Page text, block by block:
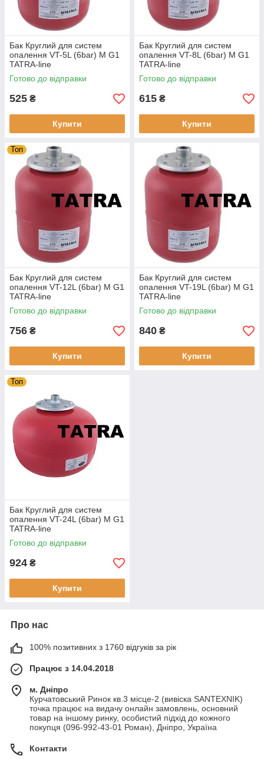
Бак Круглий для систем
опалення VT-5L (6bar) M G1
TATRA-line
Готово до відправки
525 ₴
Купити
Бак Круглий для систем
опалення VT-8L (6bar) M G1
TATRA-line
Готово до відправки
615 ₴
Купити
Топ
Бак Круглий для систем
опалення VT-12L (6bar) M G1
TATRA-line
Готово до відправки
756 ₴
Купити
Бак Круглий для систем
опалення VT-19L (6bar) M G1
TATRA-line
Готово до відправки
840 ₴
Купити
Топ
Бак Круглий для систем
опалення VT-24L (6bar) M G1
TATRA-line
Готово до відправки
924 ₴
Купити
Про нас
100% позитивних з 1760 відгуків за рік
Працює з 14.04.2018
м. Дніпро
Курчатовський Ринок кв.3 місце-2 (вивіска SANTEXNIK)
точка працює на видачу онлайн замовлень, основний
товар на іншому ринку, особистий підхід до кожного
покупця (096-992-43-01 Роман), Дніпро, Україна
Контакти